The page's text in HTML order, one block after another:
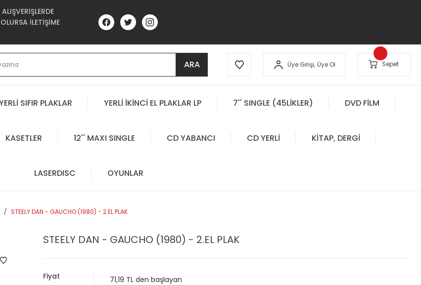
İLETİŞİME
ARA Üye Girişi, Üye Ol Sepet
SIFIR PLAKLAR YERLİ İKİNCİ EL PLAKLAR LP 7'' SINGLE (45LİKLER) DVD FİLM
KASETLER 12'' MAXI SINGLE CD YABANCI CD YERLİ KİTAP, DERGİ
LASERDISC OYUNLAR
STEELY DAN - GAUCHO (1980) - 2.EL PLAK
STEELY DAN - GAUCHO (1980) - 2.EL PLAK
Fiyat
71,19 TL den başlayan